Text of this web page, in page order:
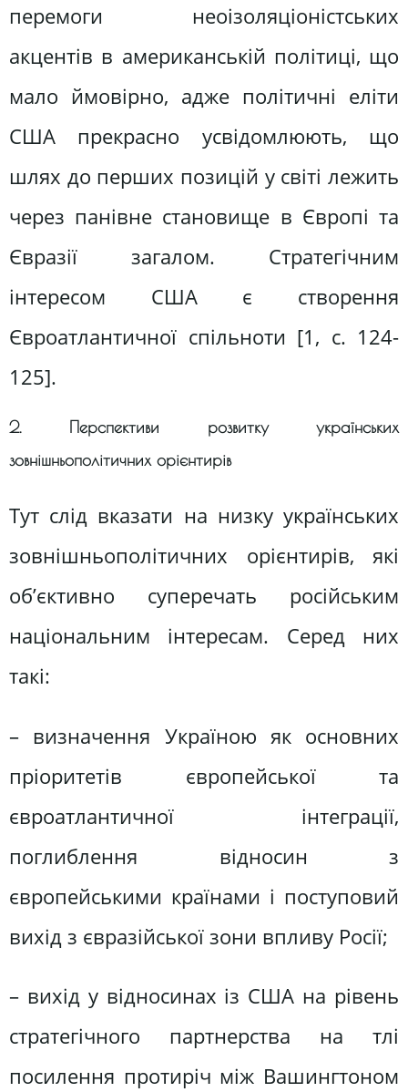
перемоги неоізоляціоністських
акцентів в американській політиці, що
мало ймовірно, адже політичні еліти
США прекрасно усвідомлюють, що
шлях до перших позицій у світі лежить
через панівне становище в Європі та
Євразії загалом. Стратегічним
інтересом США є створення
Євроатлантичної спільноти [1, c. 124-
125].
2. Перспективи розвитку українських
зовнішньополітичних орієнтирів
Тут слід вказати на низку українських
зовнішньополітичних орієнтирів, які
об’єктивно суперечать російським
національним інтересам. Серед них
такі:
– визначення Україною як основних
пріоритетів європейської та
євроатлантичної інтеграції,
поглиблення відносин з
європейськими країнами і поступовий
вихід з євразійської зони впливу Росії;
– вихід у відносинах із США на рівень
стратегічного партнерства на тлі
посилення протиріч між Вашингтоном